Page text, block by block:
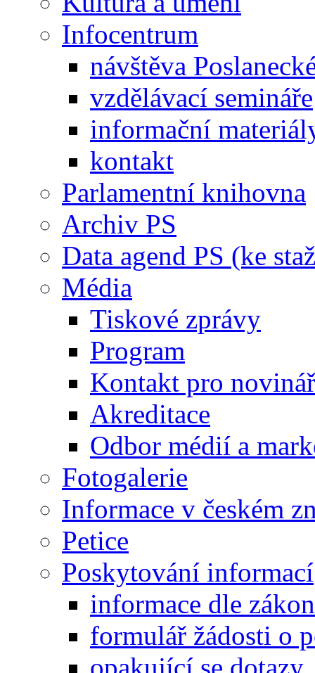
Infocentrum
návštěva
vzdělávací semináře
informační
kontakt
Parlamentní knihovna
Archiv PS
Data agend PS (ke
Média
Tiskové zprávy
Program
Kontakt pro
Akreditace
Odbor médií a
Fotogalerie
Informace v českém
Petice
Poskytování informací
informace dle
formulář žádosti o
opakující se dotazy